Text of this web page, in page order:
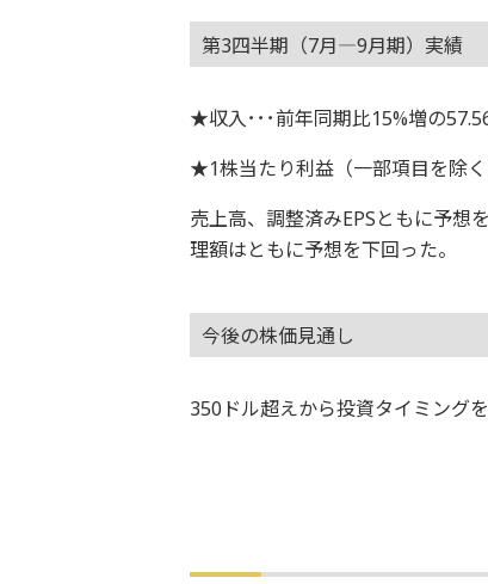
第3四半期（7月―9月期）実績
★収入･･･前年同期比15%増の
★1株当たり利益（一部項目を除く
売上高、調整済みEPSともに予想
理額はともに予想を下回った。
今後の株価見通し
350ドル超えから投資タイミング